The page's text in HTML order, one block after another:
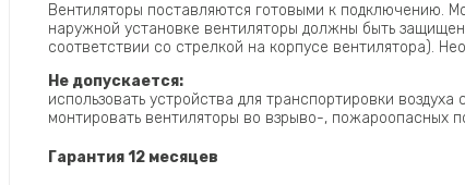
Вентиляторы поставляются готовыми к подключению.
наружной установке вентиляторы должны быть
соответствии со стрелкой на корпусе вентилятора).
Не допускается:
использовать устройства для транспортировки
монтировать вентиляторы во взрыво-, пожароопасных
Гарантия 12 месяцев